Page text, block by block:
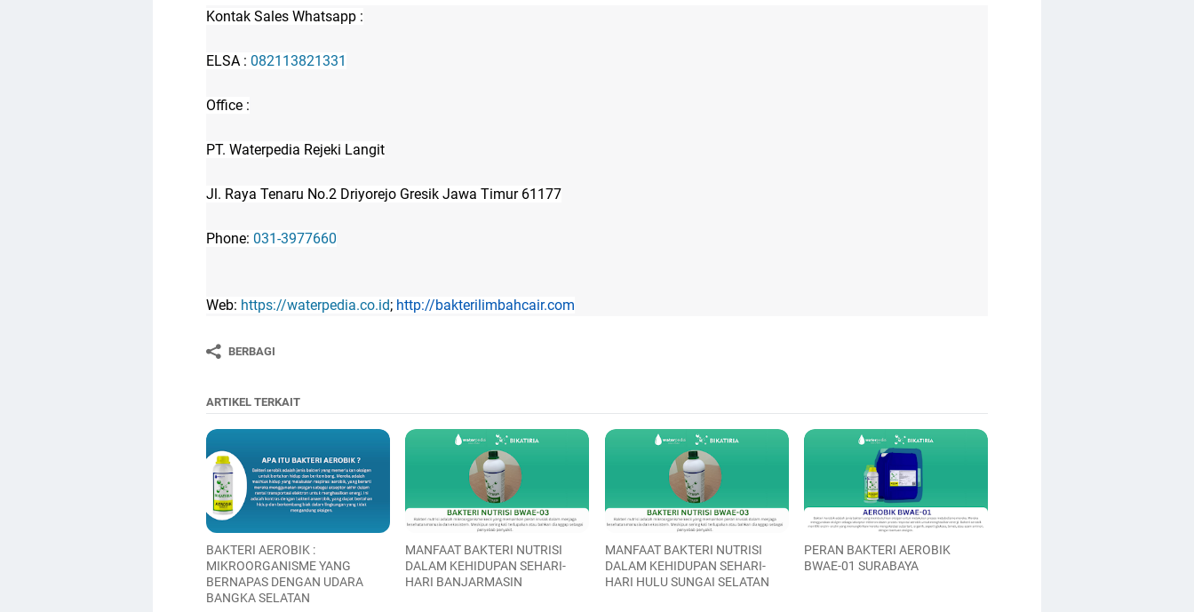
Kontak Sales Whatsapp :
ELSA : 082113821331
Office :
PT. Waterpedia Rejeki Langit
Jl. Raya Tenaru No.2 Driyorejo Gresik Jawa Timur 61177
Phone: 031-3977660
Web: https://waterpedia.co.id; http://bakterilimbahcair.com
BERBAGI
ARTIKEL TERKAIT
BAKTERI AEROBIK :
MIKROORGANISME YANG
BERNAPAS DENGAN UDARA
BANGKA SELATAN
MANFAAT BAKTERI NUTRISI
DALAM KEHIDUPAN SEHARI-
HARI BANJARMASIN
MANFAAT BAKTERI NUTRISI
DALAM KEHIDUPAN SEHARI-
HARI HULU SUNGAI SELATAN
PERAN BAKTERI AEROBIK
BWAE-01 SURABAYA